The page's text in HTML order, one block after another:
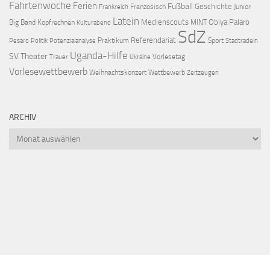
Fahrtenwoche Ferien Frankreich Französisch Fußball Geschichte Junior
Big Band Kopfrechnen Kulturabend Latein Medienscouts MINT Obiya Palaro
Pesaro Politik Potenzialanalyse Praktikum Referendariat SdZ Sport Stadtradeln
SVTheater Trauer Uganda-Hilfe Ukraine Vorlesetag
Vorlesewettbewerb Weihnachtskonzert Wettbewerb Zeitzeugen
ARCHIV